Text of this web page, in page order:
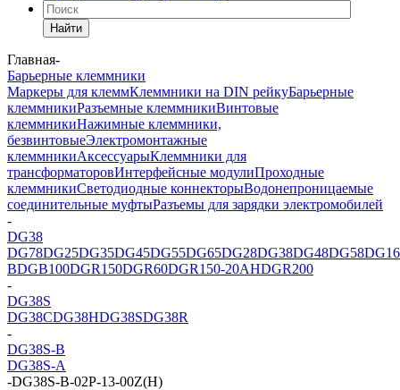
Найти
Главная-
Барьерные клеммники
Маркеры для клеммКлеммники на DIN рейкуБарьерные
клеммникиРазъемные клеммникиВинтовые
клеммникиНажимные клеммники,
безвинтовыеЭлектромонтажные
клеммникиАксессуарыКлеммники для
трансформаторовИнтерфейсные модулиПроходные
клеммникиСветодиодные коннекторыВодонепроницаемые
соединительные муфтыРазъемы для зарядки электромобилей
-
DG38
DG78DG25DG35DG45DG55DG65DG28DG38DG48DG58DG16
BDGB100DGR150DGR60DGR150-20AHDGR200
-
DG38S
DG38CDG38HDG38SDG38R
-
DG38S-B
DG38S-A
-DG38S-B-02P-13-00Z(H)